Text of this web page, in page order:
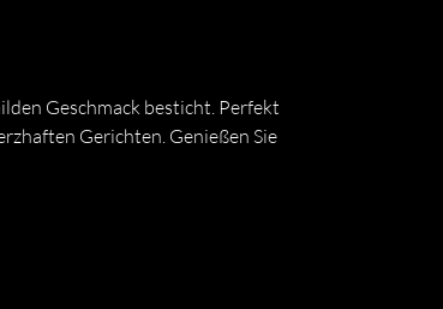
Geschmack besticht. Perfekt
Gerichten. Genießen Sie